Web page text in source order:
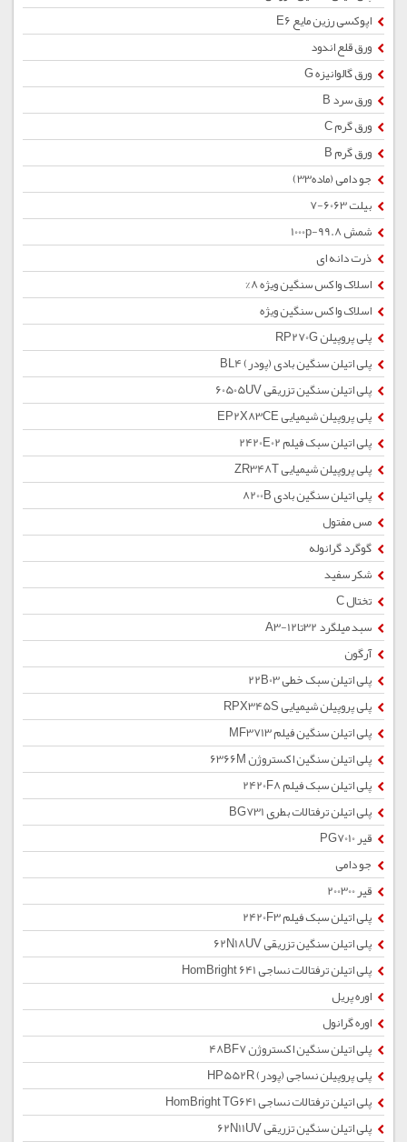
اپوکسی رزین مایع E6
ورق قلع اندود
ورق گالوانیزه G
ورق سرد B
ورق گرم C
ورق گرم B
جو دامی (ماده33)
بیلت 6063-7
شمش 1000p-99.8
ذرت دانه ای
اسلاک واکس سنگین ویژه 8%
اسلاک واکس سنگین ویژه
پلی پروپیلن RP270G
پلی اتیلن سنگین بادی (پودر) BL4
پلی اتیلن سنگین تزریقی 60505UV
پلی پروپیلن شیمیایی EP2X83CE
پلی اتیلن سبک فیلم 2420E02
پلی پروپیلن شیمیایی ZR348T
پلی اتیلن سنگین بادی 8200B
مس مفتول
گوگرد گرانوله
شکر سفید
تختال C
سبد میلگرد 32تا12-A3
آرگون
پلی اتیلن سبک خطی 22B03
پلی پروپیلن شیمیایی RPX345S
پلی اتیلن سنگین فیلم MF3713
پلی اتیلن سنگین اکستروژن 6366M
پلی اتیلن سبک فیلم 2420F8
پلی اتیلن ترفتالات بطری BG731
قیر PG7010
جو دامی
قیر 200300
پلی اتیلن سبک فیلم 2420F3
پلی اتیلن سنگین تزریقی 62N18UV
پلی اتیلن ترفتالات نساجی HomBright 641
اوره پریل
اوره گرانول
پلی اتیلن سنگین اکستروژن 48BF7
پلی پروپیلن نساجی (پودر) HP552R
پلی اتیلن ترفتالات نساجی HomBright TG641
پلی اتیلن سنگین تزریقی 62N11UV